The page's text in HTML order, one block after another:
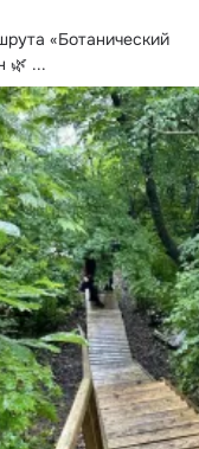
«Ботанический
🌿 ...